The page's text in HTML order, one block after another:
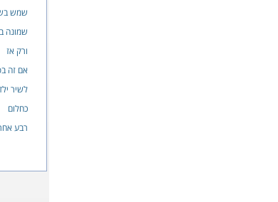
שמש
שמונה
ורק אז
אם זה
לשיר
כחלום
רבע